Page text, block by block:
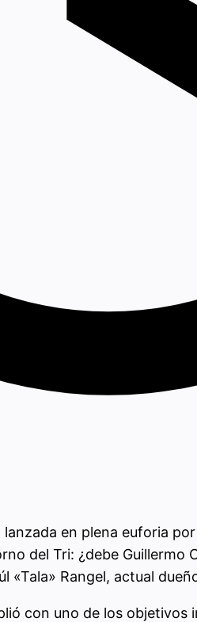
en plena euforia
del Tri: ¿debe
«Tala» Rangel, actual
con uno de los